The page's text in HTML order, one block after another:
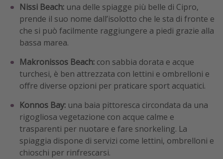
Nissi Beach: una delle spiagge più belle di Cipro,
prende il suo nome dall’isolotto che le sta di fronte e
che si può facilmente raggiungere a piedi grazie alla
bassa marea.
Makronissos Beach: con sabbia dorata e acque
turchesi, è ben attrezzata con lettini e ombrelloni e
offre diverse opzioni per praticare sport acquatici.
Konnos Bay: una baia pittoresca circondata da una
rigogliosa vegetazione con acque calme e
trasparenti per nuotare e fare snorkeling. La
spiaggia dispone di servizi come lettini, ombrelloni e
chioschi per rinfrescarsi.